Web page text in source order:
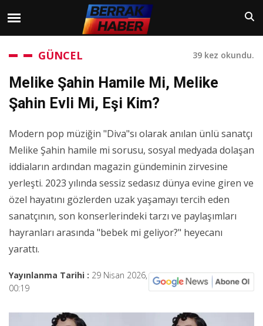
GÜNCEL 39 kez okundu.
Melike Şahin Hamile Mi, Melike
Şahin Evli Mi, Eşi Kim?
Modern pop müziğin "Diva"sı olarak anılan ünlü sanatçı
Melike Şahin hamile mi sorusu, sosyal medyada dolaşan
iddiaların ardından magazin gündeminin zirvesine
yerleşti. 2023 yılında sessiz sedasız dünya evine giren ve
özel hayatını gözlerden uzak yaşamayı tercih eden
sanatçının, son konserlerindeki tarzı ve paylaşımları
hayranları arasında "bebek mi geliyor?" heyecanı
yarattı.
Yayınlanma Tarihi : 29 Nisan 2026,
00:19